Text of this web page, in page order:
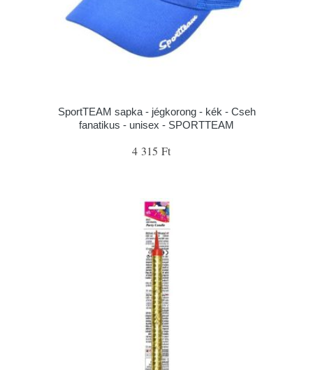
SportTEAM sapka - jégkorong - kék - Cseh
fanatikus - unisex - SPORTTEAM
4 315 Ft